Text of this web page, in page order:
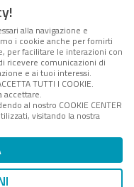
telematica iscritta
Tribunale di Roma -
resp. Michela
a Direzione e
S.p.A. - FPA s.r.l.
di management
- R.E.A. Roma
AWS
alla navigazione e
i cookie anche per fornirti
per facilitare le interazioni con
ricevere comunicazioni di
e ai tuoi interessi.
TUTTI I COOKIE.
accettare.
al nostro COOKIE CENTER
visitando la nostra